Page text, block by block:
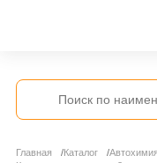
Главная Каталог
Автохимия